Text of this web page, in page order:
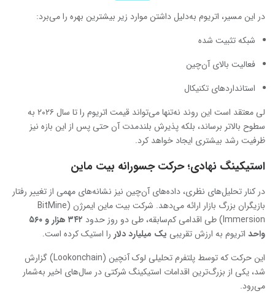
در این مسیر، اتریوم به‌دلیل داشتن موارد زیر بیشترین بهره را می‌برد:
شبکه تثبیت‌ شده
فعالیت بالای آن‌چین
استانداردهای تکنیکال
لی معتقد است این روند نه‌تنها می‌تواند قیمت اتریوم را تا سال ۲۰۲۶ به
سطوح بالاتر برساند، بلکه پذیرش بلندمدت آن حتی پس از این بازه نیز
ظرفیت رشد بیشتری ایجاد خواهد کرد.
استیکینگ نهادی؛ حرکت جسورانه بیت ماین
در کنار تحلیل‌های نظری، داده‌های آن‌چین نیز نشانه‌های مهمی از تغییر رفتار
بازیگران بزرگ بازار ارائه می‌دهد. شرکت بیت ماین ایمرژن (BitMine
Immersion) طی اقدامی کم‌سابقه، طی دو روز حدود
۳۴۲ هزار و ۵۶۰
واحد اتریوم به ارزش تقریبی یک میلیارد دلار را استیک کرده است.
این حرکت که توسط پلتفرم تحلیلی لوک آنچین (Lookonchain) گزارش
شد، یکی از بزرگ‌ترین اقدامات استیکینگ شرکتی در سال‌های اخیر به‌شمار
می‌رود.